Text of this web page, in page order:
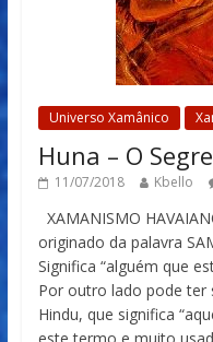
Universo Xamânico
Huna – O
11/07/2018 Kbello
XAMANISMO
originado da palavra
Significa “alguém que
Por outro lado pode ter
Hindu, que significa